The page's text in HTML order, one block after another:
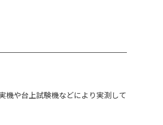
機や台上試験機などにより実測して